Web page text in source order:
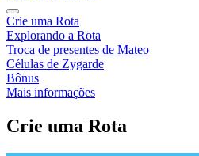
Crie uma Rota
Explorando a Rota
Troca de presentes de Mateo
Células de Zygarde
Bônus
Mais informações
Crie uma Rota